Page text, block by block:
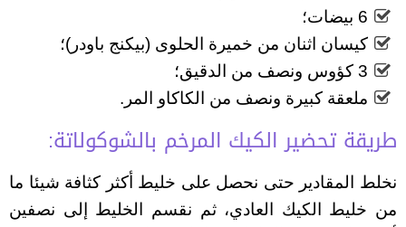
6 ﺑﻴﻀﺎﺕ؛
كيسان اثنان من خميرة الحلوى (بيكنج باودر)؛
3 ﻛﺆﻭﺱ ﻭﻧﺼﻒ من الدقيق؛
ملعقة كبيرة ﻭﻧﺼﻒ من الكاكاو المر.
طريقة تحضير الكيك المرخم بالشوكولاتة:
ﻧﺨﻠﻂ ﺍﻟﻤﻘﺎﺩﻳﺮ ﺣﺘﻰ ﻧﺤﺼﻞ ﻋﻠﻰ ﺧﻠﻴﻂ أكثر كثافة شيئا ما
من ﺧﻠﻴﻂ ﺍﻟﻜﻴﻚ ﺍﻟﻌﺎﺩﻱ، ثم ﻧﻘﺴﻢ ﺍﻟﺨﻠﻴﻂ إلى ﻧﺼﻔﻴﻦ